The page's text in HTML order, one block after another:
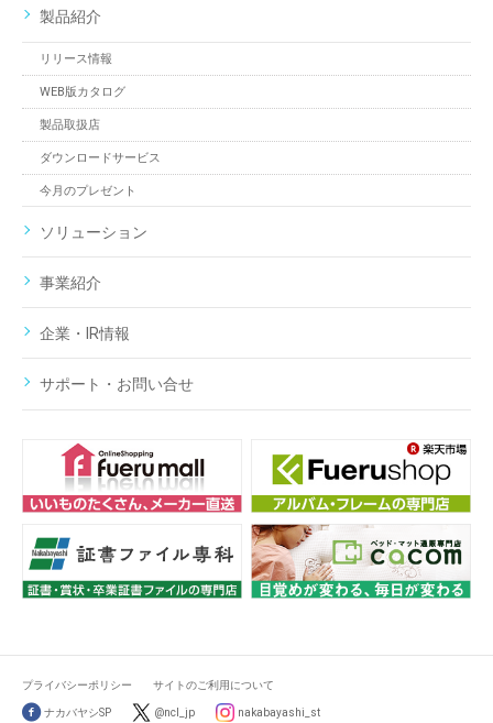
製品紹介
リリース情報
WEB版カタログ
製品取扱店
ダウンロードサービス
今月のプレゼント
ソリューション
事業紹介
企業・IR情報
サポート・お問い合せ
プライバシーポリシー サイトのご利用について
ナカバヤシSP @ncl_jp nakabayashi_st